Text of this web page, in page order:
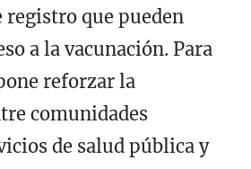
que pueden
a la vacunación. Para
reforzar la
comunidades
de salud pública y